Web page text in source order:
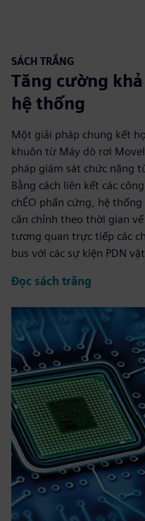
SÁCH TRẮNG
Tăng cường
hệ thống
Một giải pháp chung kết
khuôn từ Máy dò rơi
pháp giám sát chức năng
Bằng cách liên kết các
chÉO phần cứng, hệ
căn chỉnh theo thời gian
tương quan trực tiếp các
bus với các sự kiện PDN
Đọc sách trắng